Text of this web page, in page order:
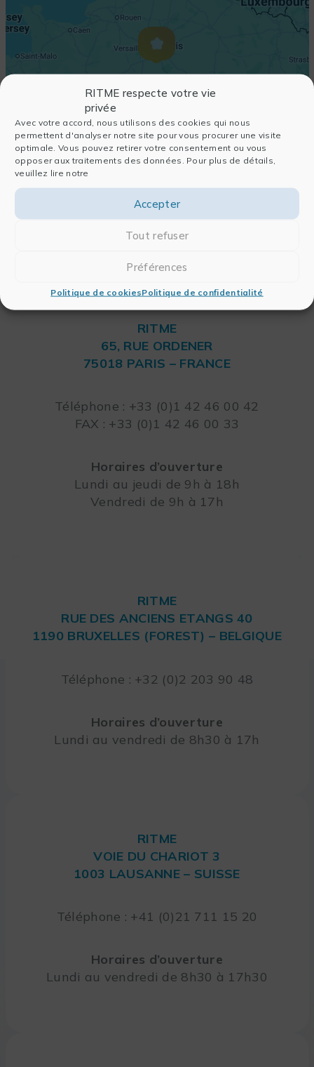
RITME respecte votre vie
privée
Avec votre accord, nous utilisons des cookies qui nous
permettent d'analyser notre site pour vous procurer une visite
optimale. Vous pouvez retirer votre consentement ou vous
opposer aux traitements des données. Pour plus de détails,
veuillez lire notre
Accepter
Tout refuser
Préférences
Politique de cookiesPolitique de confidentialité
RITME
65, RUE ORDENER
75018 PARIS – FRANCE
Téléphone : +33 (0)1 42 46 00 42
FAX : +33 (0)1 42 46 00 33
Horaires d’ouverture
Lundi au jeudi de 9h à 18h
Vendredi de 9h à 17h
RITME
RUE DES ANCIENS ETANGS 40
1190 BRUXELLES (FOREST) – BELGIQUE
Téléphone : +32 (0)2 203 90 48
Horaires d’ouverture
Lundi au vendredi de 8h30 à 17h
RITME
VOIE DU CHARIOT 3
1003 LAUSANNE – SUISSE
Téléphone : +41 (0)21 711 15 20
Horaires d’ouverture
Lundi au vendredi de 8h30 à 17h30